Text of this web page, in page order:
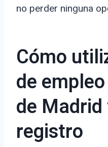
no perder ninguna
Cómo
de
de
registro